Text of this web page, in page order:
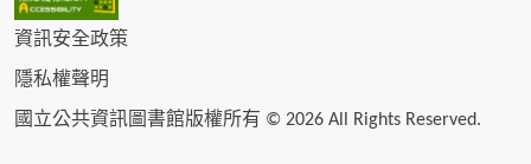
資訊安全政策
隱私權聲明
國立公共資訊圖書館版權所有 © 2026 All Rights Reserved.